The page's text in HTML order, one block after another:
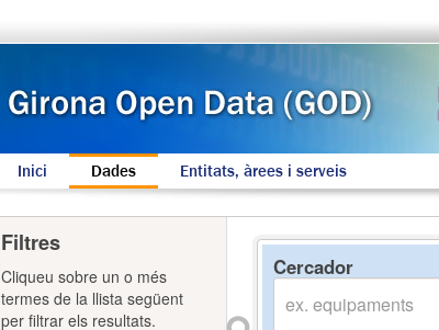
Inici Dades Entitats, àrees i serveis
Cercador
Filtres
Cliqueu sobre un o més
termes de la llista següent
per filtrar els resultats.